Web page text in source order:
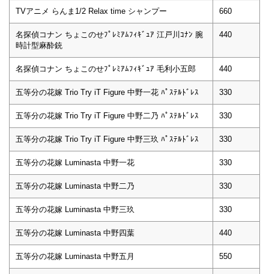
TVアニメ らんま1/2 Relax time シャンプー 660
名探偵コナン ちょこのせﾌﾟﾚﾐｱﾑﾌｨｷﾞｭｱ 江戸川ｺﾅﾝ 腕
時計型麻酔銃
440
名探偵コナン ちょこのせﾌﾟﾚﾐｱﾑﾌｨｷﾞｭｱ 毛利小五郎 440
五等分の花嫁 Trio Try iT Figure 中野一花 ﾊﾟｽﾃﾙﾄﾞﾚｽ 330
五等分の花嫁 Trio Try iT Figure 中野二乃 ﾊﾟｽﾃﾙﾄﾞﾚｽ 330
五等分の花嫁 Trio Try iT Figure 中野三玖 ﾊﾟｽﾃﾙﾄﾞﾚｽ 330
五等分の花嫁 Luminasta 中野一花 330
五等分の花嫁 Luminasta 中野二乃 330
五等分の花嫁 Luminasta 中野三玖 330
五等分の花嫁 Luminasta 中野四葉 440
五等分の花嫁 Luminasta 中野五月 550